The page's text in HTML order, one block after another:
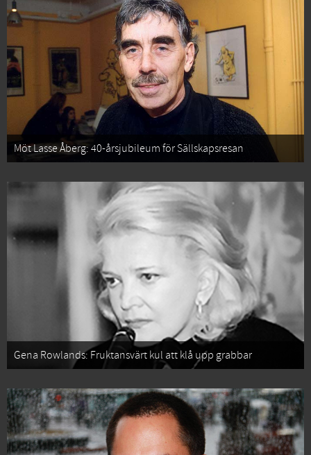
Möt Lasse Åberg: 40-årsjubileum för Sällskapsresan
Gena Rowlands: Fruktansvärt kul att klå upp grabbar